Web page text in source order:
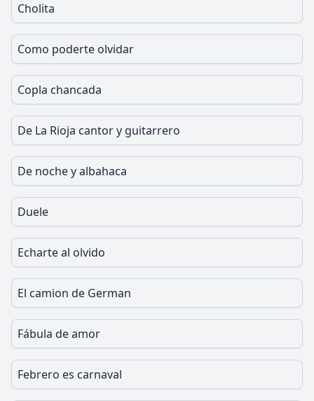
Cholita
Como poderte olvidar
Copla chancada
De La Rioja cantor y guitarrero
De noche y albahaca
Duele
Echarte al olvido
El camion de German
Fábula de amor
Febrero es carnaval